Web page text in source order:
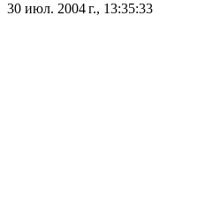
30 июл. 2004 г., 13:35:33